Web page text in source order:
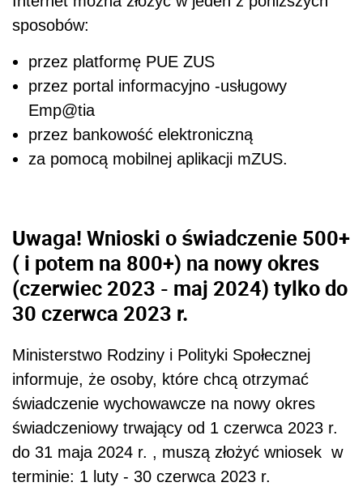
sposobów:
przez platformę PUE ZUS
przez portal informacyjno -usługowy
Emp@tia
przez bankowość elektroniczną
za pomocą mobilnej aplikacji mZUS.
Uwaga! Wnioski o świadczenie 500+
( i potem na 800+) na nowy okres
(czerwiec 2023 - maj 2024) tylko do
30 czerwca 2023 r.
Ministerstwo Rodziny i Polityki Społecznej
informuje, że osoby, które chcąotrzymać
świadczenie wychowawcze na nowy okres
świadczeniowy trwający od 1 czerwca 2023 r.
do 31 maja 2024 r. , muszą złożyć wniosek w
terminie: 1 luty - 30 czerwca 2023 r.